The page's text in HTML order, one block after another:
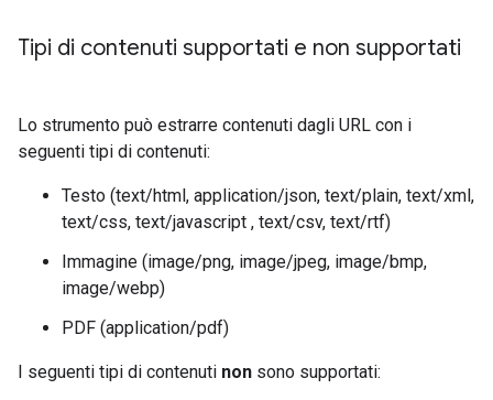
Tipi di contenuti supportati e non supportati
Lo strumento può estrarre contenuti dagli URL con i
seguenti tipi di contenuti:
Testo (text/html, application/json, text/plain, text/xml,
text/css, text/javascript , text/csv, text/rtf)
Immagine (image/png, image/jpeg, image/bmp,
image/webp)
PDF (application/pdf)
I seguenti tipi di contenuti non sono supportati: